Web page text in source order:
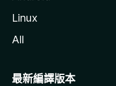
Linux
All
最新編譯版本